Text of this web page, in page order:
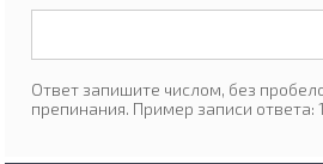
Ответ запишите числом, без
препинания. Пример записи ответа: